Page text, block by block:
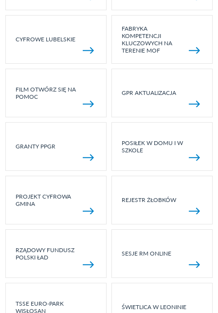
CYFROWE LUBELSKIE
FABRYKA
KOMPETENCJI
KLUCZOWYCH NA
TERENIE MOF
FILM OTWÓRZ SIĘ NA
POMOC
GPR AKTUALIZACJA
GRANTY PPGR
POSIŁEK W DOMU I W
SZKOLE
PROJEKT CYFROWA
GMINA
REJESTR ŻŁOBKÓW
RZĄDOWY FUNDUSZ
POLSKI ŁAD
SESJE RM ONLINE
TSSE EURO-PARK
WISŁOSAN
ŚWIETLICA W LEONINIE